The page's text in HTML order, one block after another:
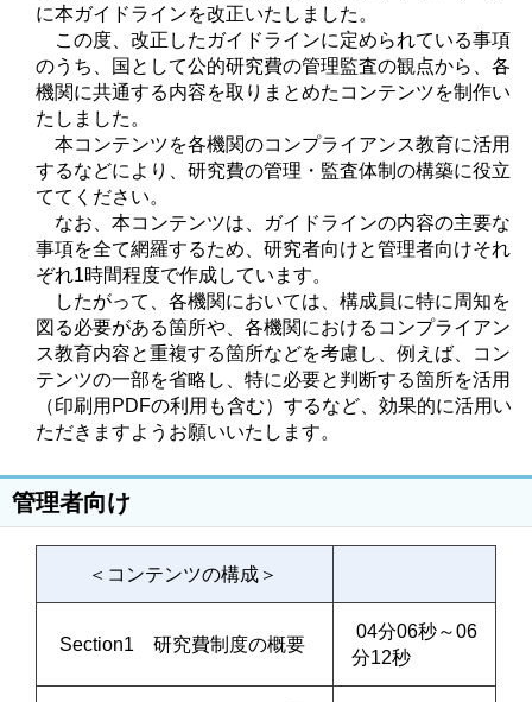
に本ガイドラインを改正いたしました。
この度、改正したガイドラインに定められている事項
のうち、国として公的研究費の管理監査の観点から、各
機関に共通する内容を取りまとめたコンテンツを制作い
たしました。
本コンテンツを各機関のコンプライアンス教育に活用
するなどにより、研究費の管理・監査体制の構築に役立
ててください。
なお、本コンテンツは、ガイドラインの内容の主要な
事項を全て網羅するため、研究者向けと管理者向けそれ
ぞれ1時間程度で作成しています。
したがって、各機関においては、構成員に特に周知を
図る必要がある箇所や、各機関におけるコンプライアン
ス教育内容と重複する箇所などを考慮し、例えば、コン
テンツの一部を省略し、特に必要と判断する箇所を活用
（印刷用PDFの利用も含む）するなど、効果的に活用い
ただきますようお願いいたします。
管理者向け
＜コンテンツの構成＞
Section1 研究費制度の概要
04分06秒～06
分12秒